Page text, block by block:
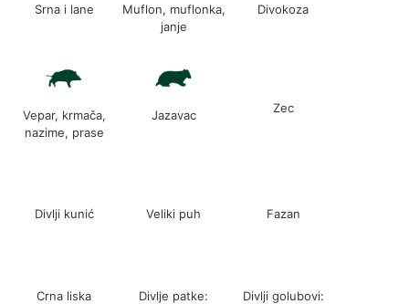
Srna i lane
Muflon, muflonka,
janje
Divokoza
Vepar, krmača,
nazime, prase
Jazavac Zec
Divlji kunić Veliki puh Fazan
Crna liska
Divlje patke:
Divlji golubovi: